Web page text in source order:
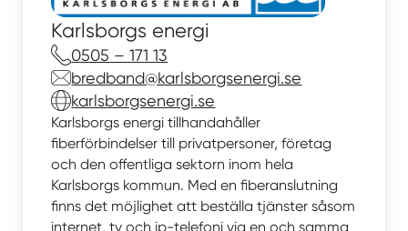
Karlsborgs energi
0505 – 171 13
bredband@karlsborgs­energi.se
karlsborgsenergi.se
Karlsborgs energi tillhandahåller
fiberförbindelser till privatpersoner, företag
och den offentliga sektorn inom hela
Karlsborgs kommun. Med en fiberanslutning
finns det möjlighet att beställa tjänster såsom
internet, tv och ip-telefoni via en och samma